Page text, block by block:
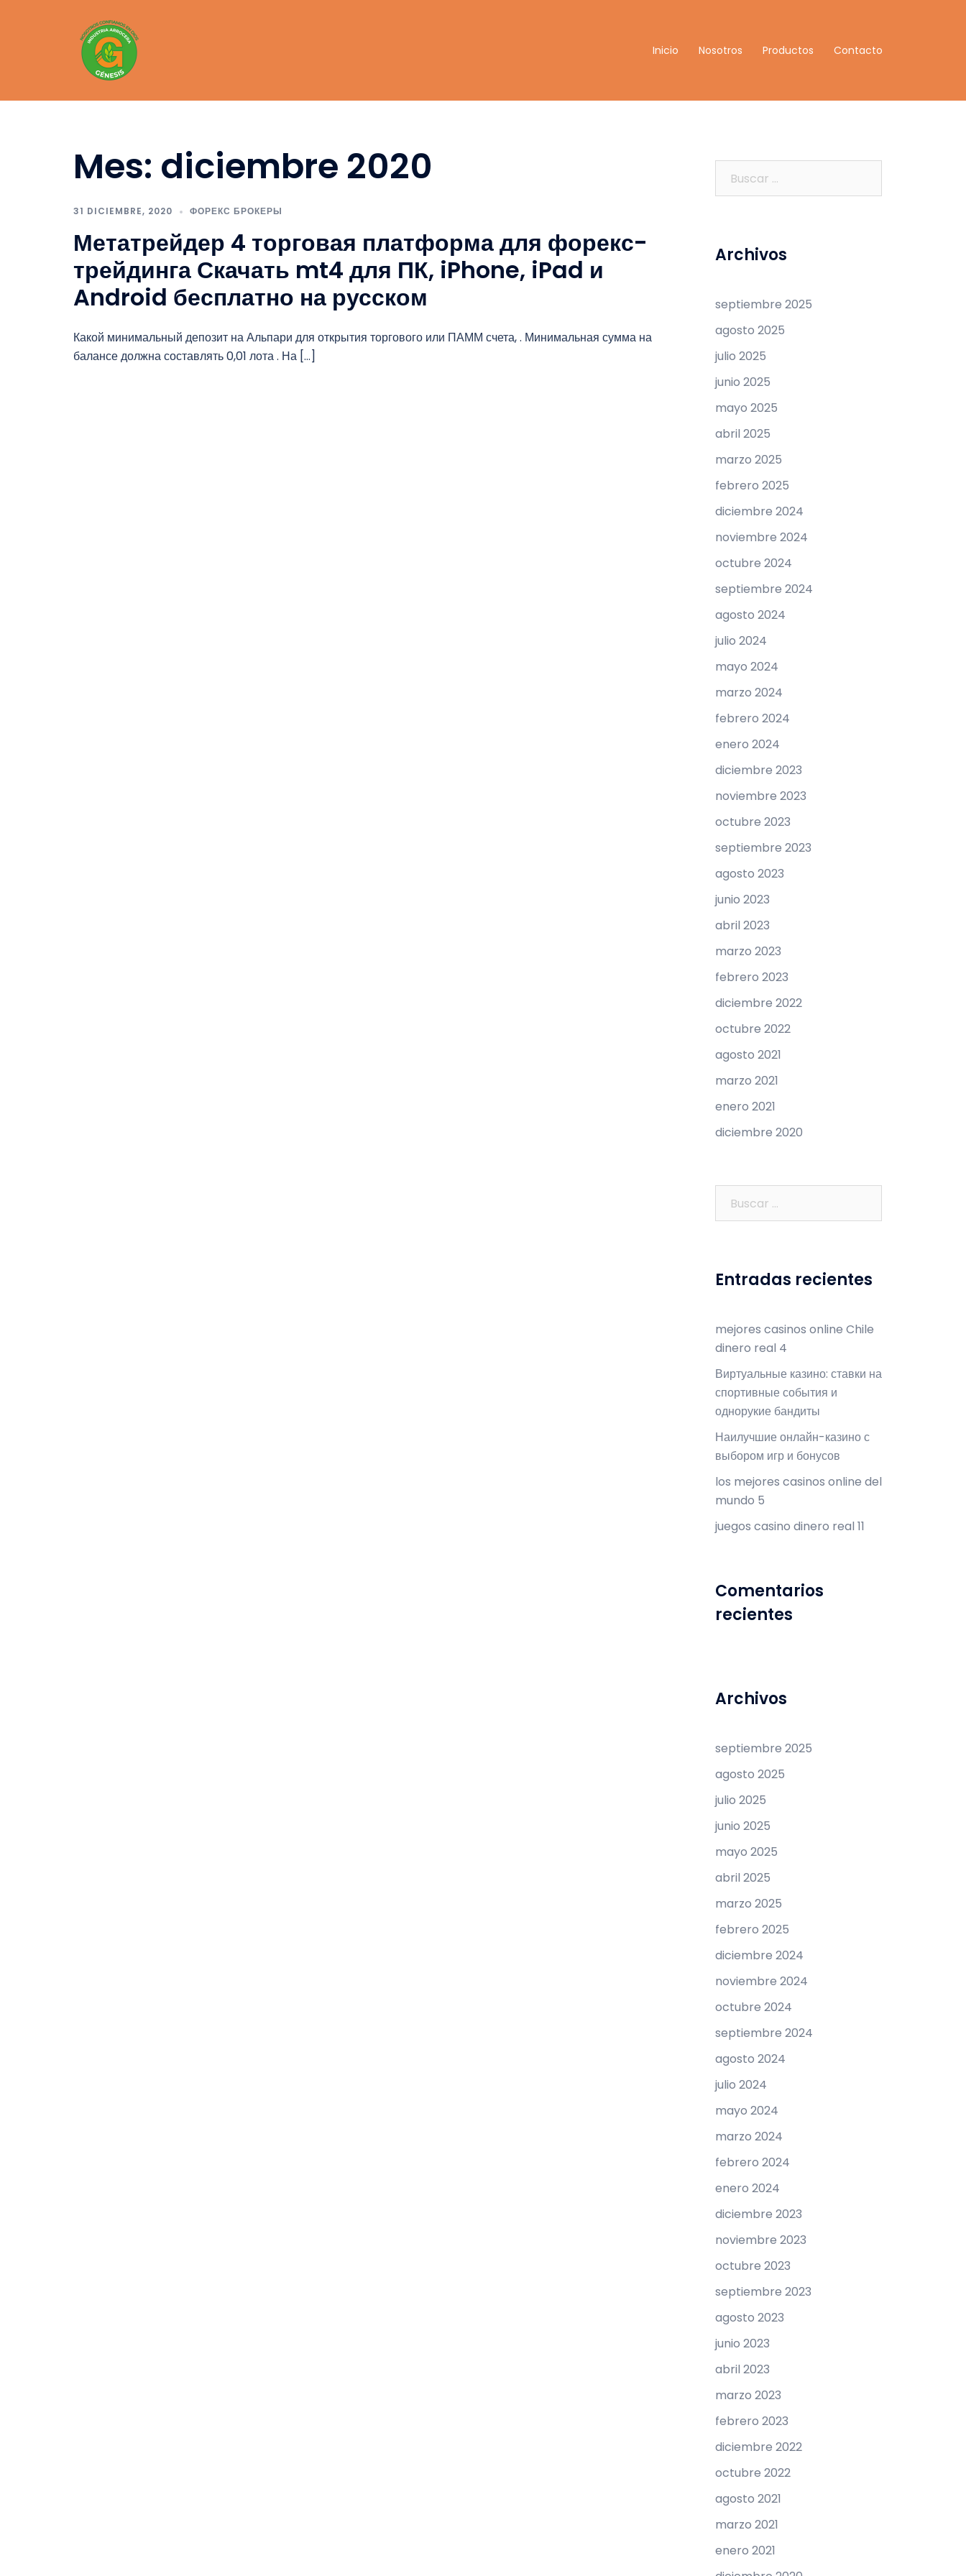
Inicio Nosotros Productos Contacto
Mes: diciembre 2020
31 DICIEMBRE, 2020 ФОРЕКС БРОКЕРЫ
Метатрейдер 4 торговая платформа для форекс-
трейдинга Скачать mt4 для ПК, iPhone, iPad и
Android бесплатно на русском
Какой минимальный депозит на Альпари для открытия торгового или ПАММ счета, . Минимальная сумма на
балансе должна составлять 0,01 лота . На […]
Archivos
septiembre 2025
agosto 2025
julio 2025
junio 2025
mayo 2025
abril 2025
marzo 2025
febrero 2025
diciembre 2024
noviembre 2024
octubre 2024
septiembre 2024
agosto 2024
julio 2024
mayo 2024
marzo 2024
febrero 2024
enero 2024
diciembre 2023
noviembre 2023
octubre 2023
septiembre 2023
agosto 2023
junio 2023
abril 2023
marzo 2023
febrero 2023
diciembre 2022
octubre 2022
agosto 2021
marzo 2021
enero 2021
diciembre 2020
Entradas recientes
mejores casinos online Chile
dinero real 4
Виртуальные казино: ставки на
спортивные события и
однорукие бандиты
Наилучшие онлайн-казино с
выбором игр и бонусов
los mejores casinos online del
mundo 5
juegos casino dinero real 11
Comentarios
recientes
Archivos
septiembre 2025
agosto 2025
julio 2025
junio 2025
mayo 2025
abril 2025
marzo 2025
febrero 2025
diciembre 2024
noviembre 2024
octubre 2024
septiembre 2024
agosto 2024
julio 2024
mayo 2024
marzo 2024
febrero 2024
enero 2024
diciembre 2023
noviembre 2023
octubre 2023
septiembre 2023
agosto 2023
junio 2023
abril 2023
marzo 2023
febrero 2023
diciembre 2022
octubre 2022
agosto 2021
marzo 2021
enero 2021